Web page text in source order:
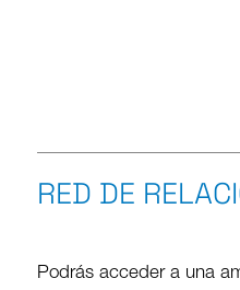
RED DE
Podrás acceder a una